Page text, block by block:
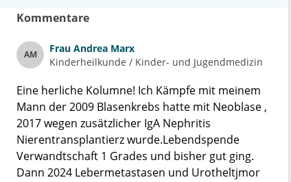
Kommentare
AM Frau Andrea Marx
Kinderheilkunde / Kinder- und Jugendmedizin
Eine herliche Kolumne! Ich Kämpfe mit meinem
Mann der 2009 Blasenkrebs hatte mit Neoblase ,
2017 wegen zusätzlicher IgA Nephritis
Nierentransplantierz wurde.Lebendspende
Verwandtschaft 1 Grades und bisher gut ging.
Dann 2024 Lebermetastasen und Urotheltjmor